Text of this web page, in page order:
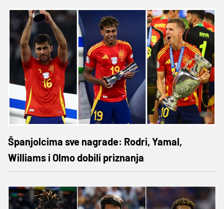
Španjolcima sve nagrade: Rodri, Yamal,
Williams i Olmo dobili priznanja